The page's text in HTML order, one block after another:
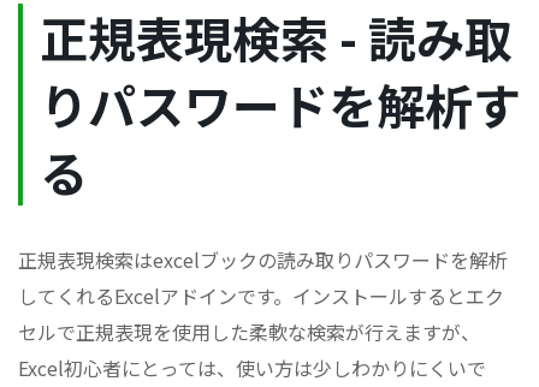
正規表現検索 - 読み取
りパスワードを解析す
る
正規表現検索はexcelブックの読み取りパスワードを解析
してくれるExcelアドインです。インストールするとエク
セルで正規表現を使用した柔軟な検索が行えますが、
Excel初心者にとっては、使い方は少しわかりにくいで